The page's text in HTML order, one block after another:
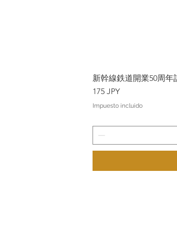
新幹線鉄道開業50周年
Precio
175 JPY
Impuesto incluido